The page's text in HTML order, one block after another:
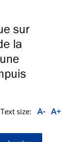
Text size: A- A+